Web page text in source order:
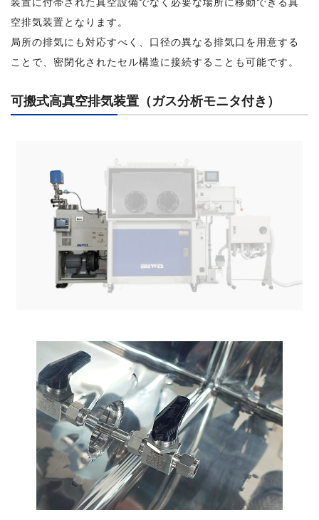
空排気装置となります。
局所の排気にも対応すべく、口径の異なる排気口を用意する
ことで、密閉化されたセル構造に接続することも可能です。
可搬式高真空排気装置（ガス分析モニタ付き）